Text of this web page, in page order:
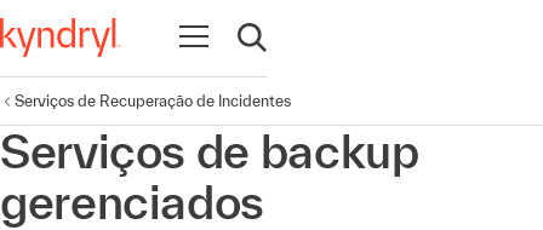
Abrir navegação
Abrir pesquisa
Serviços de Recuperação de Incidentes
Serviços de backup
gerenciados